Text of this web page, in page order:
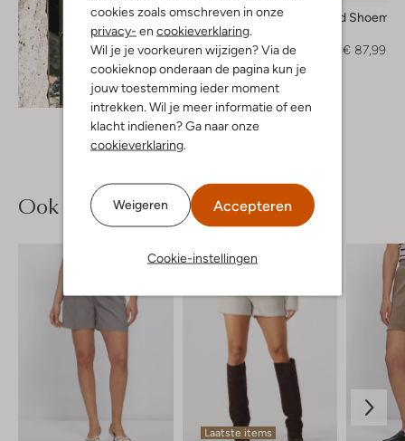
cookies zoals omschreven in onze
privacy- en cookieverklaring
Wil je je voorkeuren wijzigen? Via de
cookieknop onderaan de pagina kun je
jouw toestemming ieder moment
intrekken. Wil je meer informatie of een
klacht indienen? Ga naar onze
cookieverklaring
Weigeren Accepteren
Cookie-instellingen
Ontdek de look
Vagabond
€ 109,99
€ 87,99
Ook iets voor jou?
Laatste items